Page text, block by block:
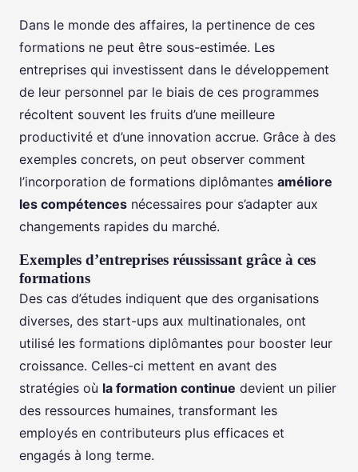
Dans le monde des affaires, la pertinence de ces
formations ne peut être sous-estimée. Les
entreprises qui investissent dans le développement
de leur personnel par le biais de ces programmes
récoltent souvent les fruits d’une meilleure
productivité et d’une innovation accrue. Grâce à des
exemples concrets, on peut observer comment
l’incorporation de formations diplômantes améliore
les compétences nécessaires pour s’adapter aux
changements rapides du marché.
Exemples d’entreprises réussissant grâce à ces
formations
Des cas d’études indiquent que des organisations
diverses, des start-ups aux multinationales, ont
utilisé les formations diplômantes pour booster leur
croissance. Celles-ci mettent en avant des
stratégies où la formation continue devient un pilier
des ressources humaines, transformant les
employés en contributeurs plus efficaces et
engagés à long terme.